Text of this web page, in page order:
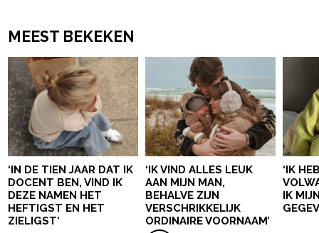
MEEST BEKEKEN
‘IN DE TIEN JAAR DAT IK
DOCENT BEN, VIND IK
DEZE NAMEN HET
HEFTIGST EN HET
ZIELIGST’
‘IK VIND ALLES LEUK
AAN MIJN MAN,
BEHALVE ZIJN
VERSCHRIKKELIJK
ORDINAIRE VOORNAAM’
‘IK
IK